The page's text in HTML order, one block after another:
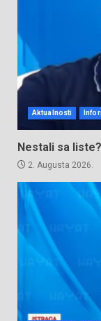
Aktualnosti
Nestali sa liste?
2. Augusta 2026.